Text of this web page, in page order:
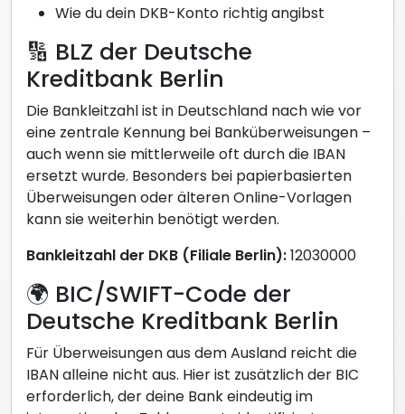
Wie du dein DKB-Konto richtig angibst
🔢 BLZ der Deutsche
Kreditbank Berlin
Die Bankleitzahl ist in Deutschland nach wie vor
eine zentrale Kennung bei Banküberweisungen –
auch wenn sie mittlerweile oft durch die IBAN
ersetzt wurde. Besonders bei papierbasierten
Überweisungen oder älteren Online-Vorlagen
kann sie weiterhin benötigt werden.
Bankleitzahl der DKB (Filiale Berlin):12030000
🌍 BIC/SWIFT-Code der
Deutsche Kreditbank Berlin
Für Überweisungen aus dem Ausland reicht die
IBAN alleine nicht aus. Hier ist zusätzlich der BIC
erforderlich, der deine Bank eindeutig im